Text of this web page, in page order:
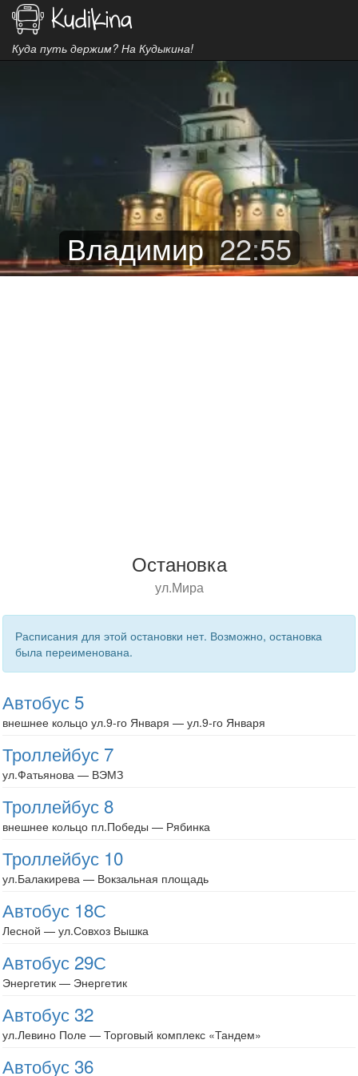
Куда путь держим? На Кудыкина!
Владимир 22:55
Остановка
ул.Мира
Расписания для этой остановки нет. Возможно, остановка
была переименована.
Автобус 5
внешнее кольцо ул.9-го Января — ул.9-го Января
Троллейбус 7
ул.Фатьянова — ВЭМЗ
Троллейбус 8
внешнее кольцо пл.Победы — Рябинка
Троллейбус 10
ул.Балакирева — Вокзальная площадь
Автобус 18С
Лесной — ул.Совхоз Вышка
Автобус 29С
Энергетик — Энергетик
Автобус 32
ул.Левино Поле — Торговый комплекс «Тандем»
Автобус 36